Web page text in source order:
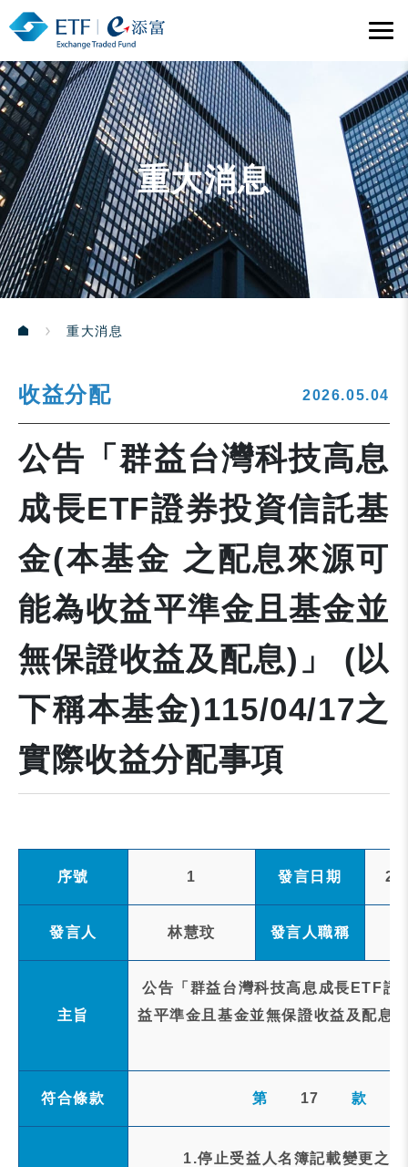
重大消息
重大消息
收益分配 2026.05.04
公告「群益台灣科技高息
成長ETF證券投資信託基
金(本基金 之配息來源可
能為收益平準金且基金並
無保證收益及配息)」 (以
下稱本基金)115/04/17之
實際收益分配事項
序號 1 發言日期
發言人 林慧玟 發言人職稱
主旨
公告「群益台灣科技高息成長ETF證
益平準金且基金並無保證收益及配息
符合條款 第 17 款
1.停止受益人名簿記載變更之